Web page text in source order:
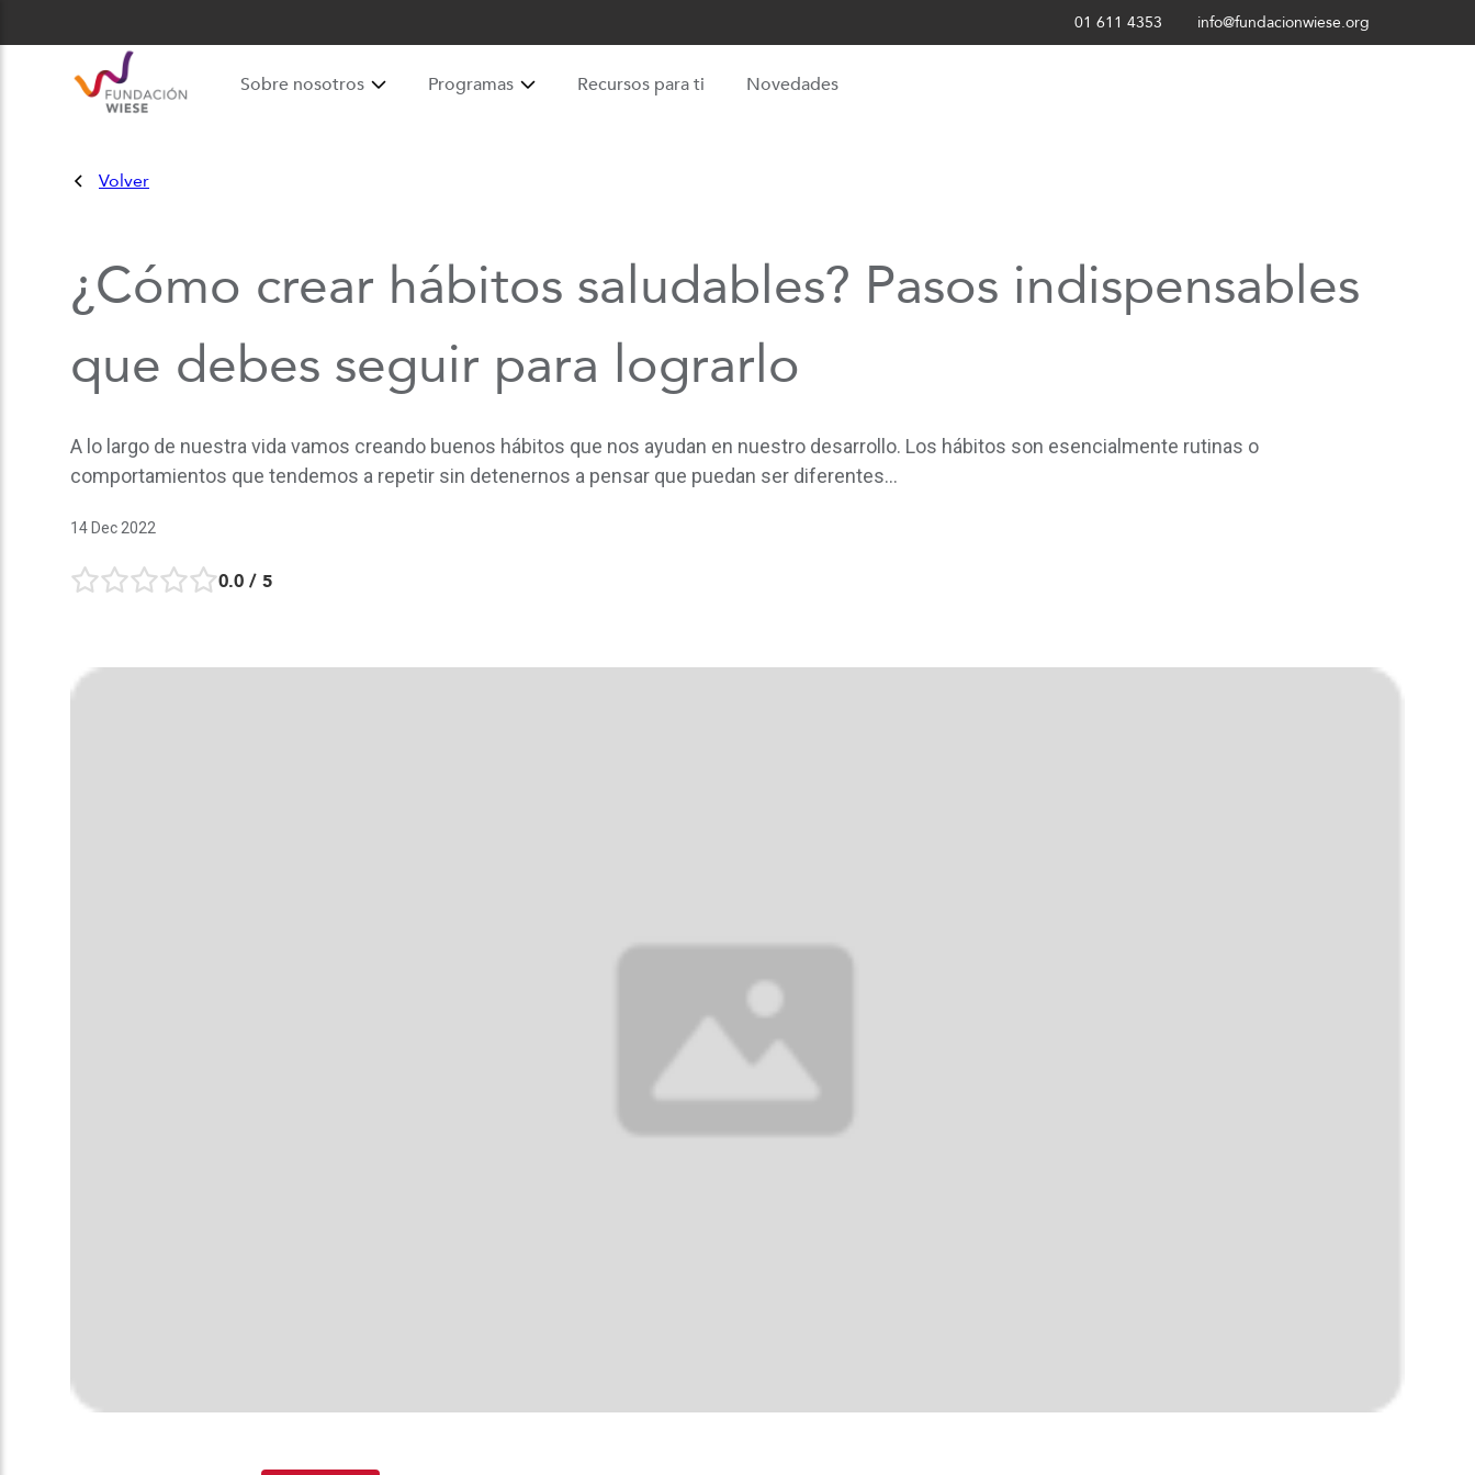
01 611 4353 info@fundacionwiese.org
Sobre nosotros Programas Recursos para ti Novedades
Volver
¿Cómo crear hábitos saludables? Pasos indispensables
que debes seguir para lograrlo
A lo largo de nuestra vida vamos creando buenos hábitos que nos ayudan en nuestro desarrollo. Los hábitos son esencialmente rutinas o
comportamientos que tendemos a repetir sin detenernos a pensar que puedan ser diferentes...
14 Dec 2022
0.0 / 5